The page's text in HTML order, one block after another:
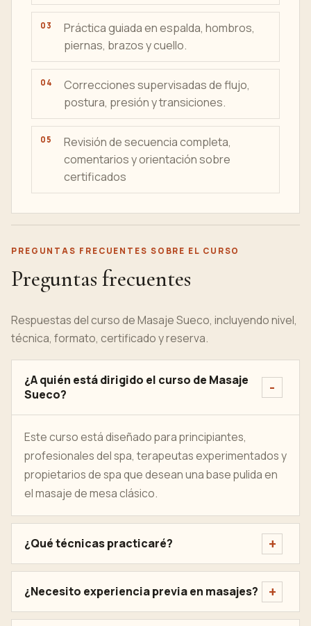
Práctica guiada en espalda, hombros,
piernas, brazos y cuello.
Correcciones supervisadas de flujo,
postura, presión y transiciones.
Revisión de secuencia completa,
comentarios y orientación sobre
certificados
PREGUNTAS FRECUENTES SOBRE EL CURSO
Preguntas frecuentes
Respuestas del curso de Masaje Sueco, incluyendo nivel,
técnica, formato, certificado y reserva.
¿A quién está dirigido el curso de Masaje
Sueco?
Este curso está diseñado para principiantes,
profesionales del spa, terapeutas experimentados y
propietarios de spa que desean una base pulida en
el masaje de mesa clásico.
¿Qué técnicas practicaré?
¿Necesito experiencia previa en masajes?